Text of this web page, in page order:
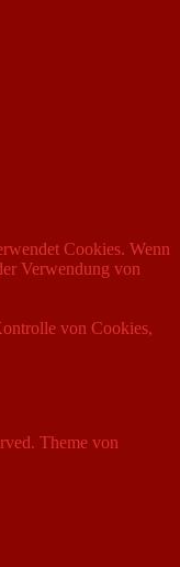
Cookies. Wenn
Verwendung von
von Cookies,
Theme von